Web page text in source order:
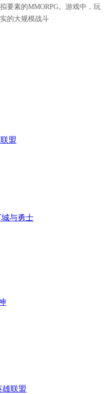
要素的MMORPG。游戏中，玩
的大规模战斗
盟
与勇士
雄联盟